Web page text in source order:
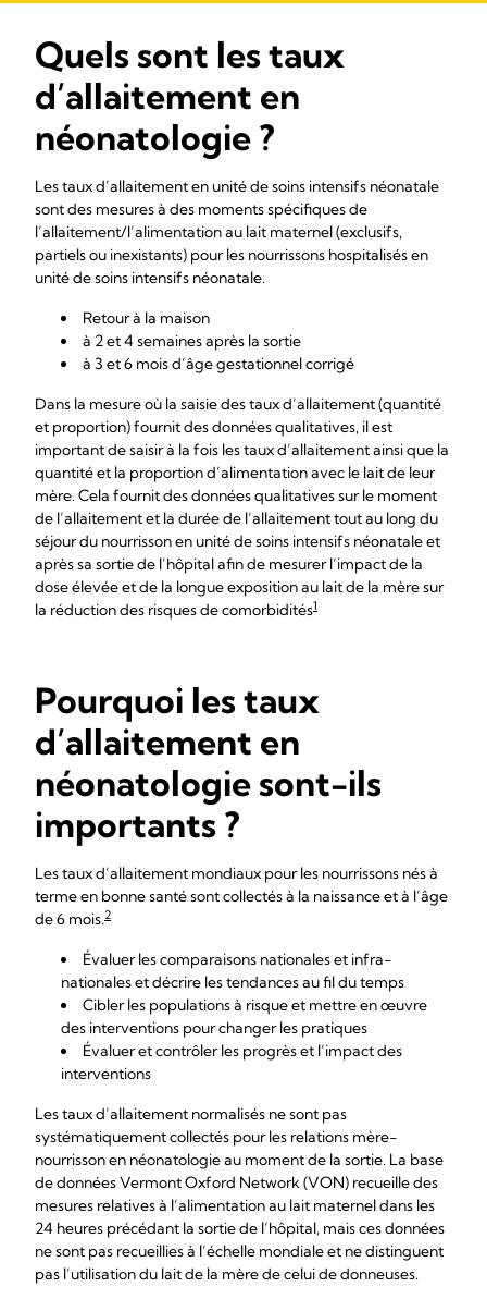
Quels sont les taux
d’allaitement en
néonatologie ?
Les taux d’allaitement en unité de soins intensifs néonatale
sont des mesures à des moments spécifiques de
l’allaitement/l’alimentation au lait maternel (exclusifs,
partiels ou inexistants) pour les nourrissons hospitalisés en
unité de soins intensifs néonatale.
Retour à la maison
à 2 et 4 semaines après la sortie
à 3 et 6 mois d’âge gestationnel corrigé
Dans la mesure où la saisie des taux d’allaitement (quantité
et proportion) fournit des données qualitatives, il est
important de saisir à la fois les taux d’allaitement ainsi que la
quantité et la proportion d’alimentation avec le lait de leur
mère. Cela fournit des données qualitatives sur le moment
de l’allaitement et la durée de l’allaitement tout au long du
séjour du nourrisson en unité de soins intensifs néonatale et
après sa sortie de l’hôpital afin de mesurer l’impact de la
dose élevée et de la longue exposition au lait de la mère sur
la réduction des risques de comorbidités1
Pourquoi les taux
d’allaitement en
néonatologie sont-ils
importants ?
Les taux d’allaitement mondiaux pour les nourrissons nés à
terme en bonne santé sont collectés à la naissance et à l’âge
de 6 mois.2
Évaluer les comparaisons nationales et infra-
nationales et décrire les tendances au fil du temps
Cibler les populations à risque et mettre en œuvre
des interventions pour changer les pratiques
Évaluer et contrôler les progrès et l’impact des
interventions
Les taux d’allaitement normalisés ne sont pas
systématiquement collectés pour les relations mère-
nourrisson en néonatologie au moment de la sortie. La base
de données Vermont Oxford Network (VON) recueille des
mesures relatives à l’alimentation au lait maternel dans les
24 heures précédant la sortie de l’hôpital, mais ces données
ne sont pas recueillies à l’échelle mondiale et ne distinguent
pas l’utilisation du lait de la mère de celui de donneuses.